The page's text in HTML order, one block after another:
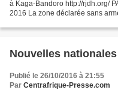
à Kaga-Bandoro http://rjdh.org/
2016 La zone déclarée sans
Nouvelles
Publié le 26/10/2016 à 21:55
Par Centrafrique-Presse.com